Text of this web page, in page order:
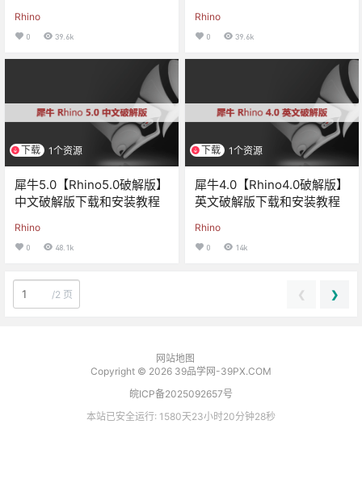
Rhino
0 39.6k
Rhino
0 39.6k
下载 1个资源
犀牛5.0【Rhino5.0破解版】
中文破解版下载和安装教程
Rhino
0 48.1k
下载 1个资源
犀牛4.0【Rhino4.0破解版】
英文破解版下载和安装教程
Rhino
0 14k
/2 页 ❮ ❯
网站地图
Copyright © 2026 39品学网-39PX.COM
皖ICP备2025092657号
本站已安全运行: 1580天23小时20分钟28秒